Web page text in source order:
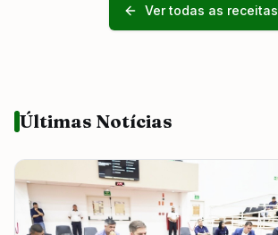
Ver todas as receitas
Últimas Notícias